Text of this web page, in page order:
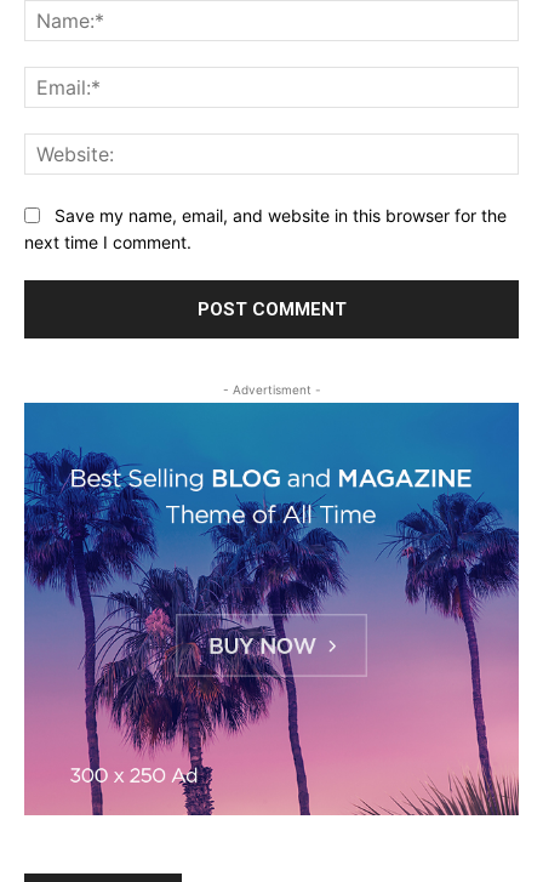
Save my name, email, and website in this browser for the
next time I comment.
- Advertisment -